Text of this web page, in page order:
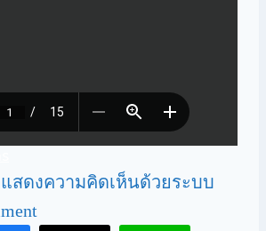
สดงความคิดเห็นด้วยระบบ